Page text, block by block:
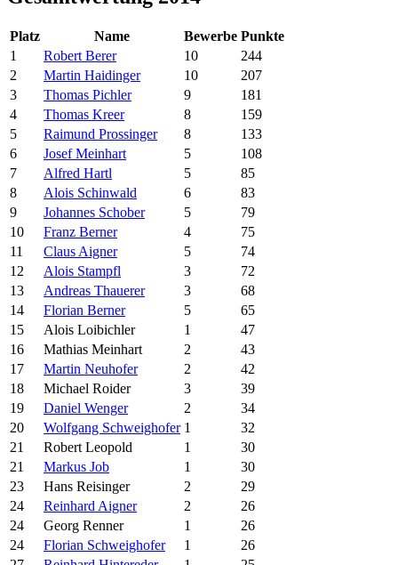
Platz Name Bewerbe Punkte
1
Robert Berer 10
244
2
Martin Haidinger 10
207
3
Thomas Pichler 9
181
4
Thomas Kreer 8
159
5
Raimund Prossinger 8
133
6
Josef Meinhart 5
108
7
Alfred Hartl 5
85
8
Alois Schinwald 6
83
9
Johannes Schober 5
79
10
Franz Berner 4
75
11
Claus Aigner 5
74
12
Alois Stampfl 3
72
13
Andreas Thauerer 3
68
14
Florian Berner 5
65
15
Alois Loibichler 1
47
16
Mathias Meinhart 2
43
17
Martin Neuhofer 2
42
18
Michael Roider 3
39
19
Daniel Wenger 2
34
20
Wolfgang Schweighofer 1
32
21
Robert Leopold 1
30
21
Markus Job 1
30
23
Hans Reisinger 2
29
24
Reinhard Aigner 2
26
24
Georg Renner 1
26
24
Florian Schweighofer 1
26